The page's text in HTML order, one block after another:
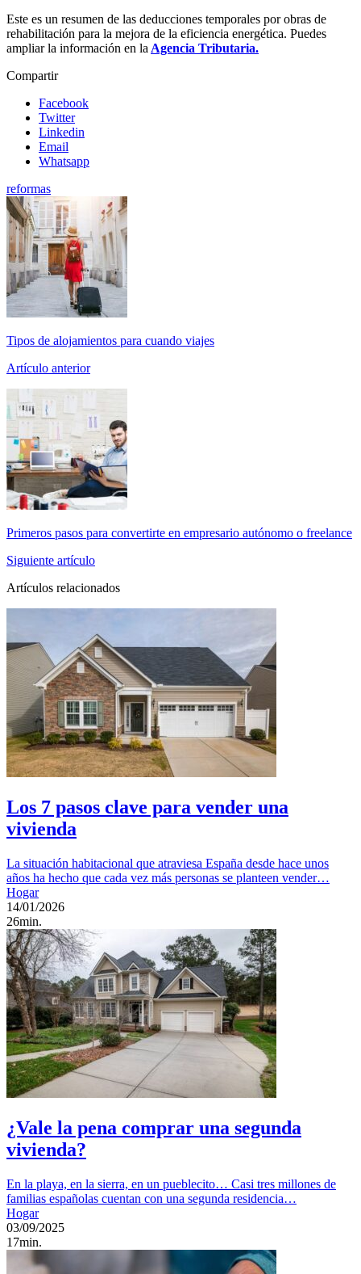
Este es un resumen de las deducciones temporales por obras de
rehabilitación para la mejora de la eficiencia energética. Puedes
ampliar la información en la Agencia Tributaria.
Compartir
Facebook
Twitter
Linkedin
Email
Whatsapp
reformas
Tipos de alojamientos para cuando viajes
Artículo anterior
Primeros pasos para convertirte en empresario autónomo o freelance
Siguiente artículo
Artículos relacionados
Los 7 pasos clave para vender una
vivienda
La situación habitacional que atraviesa España desde hace unos
años ha hecho que cada vez más personas se planteen vender…
Hogar
14/01/2026
26min.
¿Vale la pena comprar una segunda
vivienda?
En la playa, en la sierra, en un pueblecito… Casi tres millones de
familias españolas cuentan con una segunda residencia…
Hogar
03/09/2025
17min.